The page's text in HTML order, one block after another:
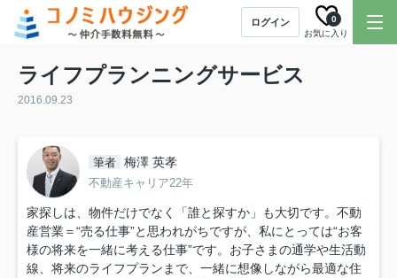
ログイン
お気に入り
0
ライフプランニングサービス
2016.09.23
筆者 梅澤 英孝
不動産キャリア22年
家探しは、物件だけでなく「誰と探すか」も大切です。不動
産営業＝“売る仕事”と思われがちですが、私にとっては“お客
様の将来を一緒に考える仕事”です。お子さまの通学や生活動
線、将来のライフプランまで、一緒に想像しながら最適な住